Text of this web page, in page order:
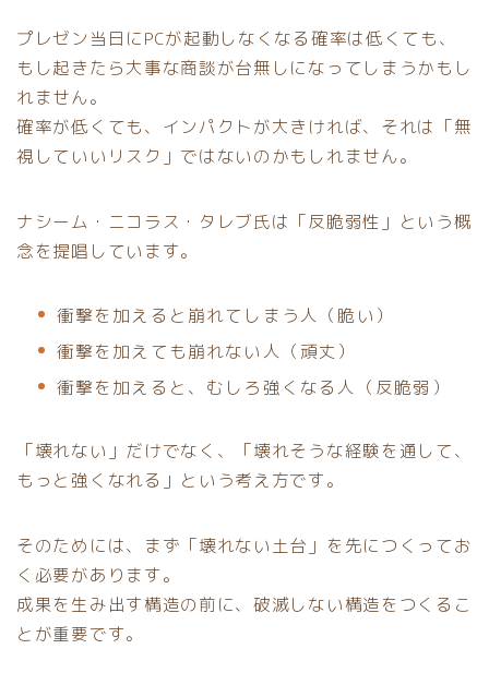
プレゼン当日にPCが起動しなくなる確率は低くても、
もし起きたら大事な商談が台無しになってしまうかもし
れません。
確率が低くても、インパクトが大きければ、それは「無
視していいリスク」ではないのかもしれません。
ナシーム・ニコラス・タレブ氏は「反脆弱性」という概
念を提唱しています。
衝撃を加えると崩れてしまう人（脆い）
衝撃を加えても崩れない人（頑丈）
衝撃を加えると、むしろ強くなる人（反脆弱）
「壊れない」だけでなく、「壊れそうな経験を通して、
もっと強くなれる」という考え方です。
そのためには、まず「壊れない土台」を先につくってお
く必要があります。
成果を生み出す構造の前に、破滅しない構造をつくるこ
とが重要です。